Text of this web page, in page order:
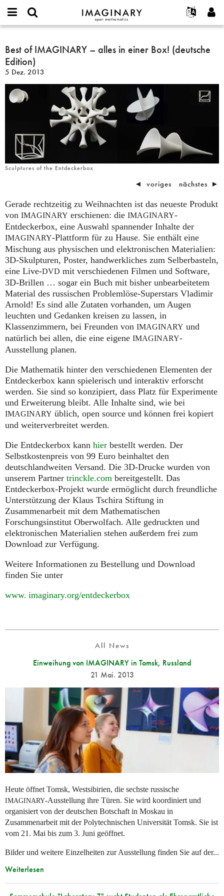
IMAGINARY
open
Français
Español
Türkçe
Programme
Filme
Texte
Ausstellungen
Mehr...
Projekte
or
username
*
Passwort
*
Neues Benutzerkonto erstellen
Neues Passwort anfordern
Suche
Best
of
IMAGINARY
–
alles
in
(deutsche
Edition)
Best of IMAGINARY – alles in einer Box! (deutsche
Edition)
5 Dez. 2013
Sculptures of the Entdeckerbox
◄ voriges nächstes ►
Gerade rechtzeitig zu Weihnachten ist das neueste Produkt
von IMAGINARY erschienen: die IMAGINARY-
Entdeckerbox, eine Auswahl spannender Inhalte der
IMAGINARY-Plattform für zu Hause. Sie enthält eine
Mischung aus physischen und elektronischen Materialien:
3D-Skulpturen, Poster, handwerkliches zum Selberbasteln,
eine Live-DVD mit verschiedenen Filmen und Software,
3D-Brillen … sogar ein Buch mit bisher unbearbeitetem
Material des russischen Problemlöse-Superstars Vladimir
Arnold! Es sind alle Zutaten vorhanden, um Augen
leuchten und Gedanken kreisen zu lassen, in
Klassenzimmern, bei Freunden von IMAGINARY und
natürlich bei allen, die eine eigene IMAGINARY-
Ausstellung planen.
Die Mathematik hinter den verschiedenen Elementen der
Entdeckerbox kann spielerisch und interaktiv erforscht
werden. Sie sind so konzipiert, dass Platz für Experimente
und Erweiterung bleibt. Alle Inhalte sind, wie bei
IMAGINARY üblich, open source und können frei kopiert
und weiterverbreitet werden.
Die Entdeckerbox kann hier bestellt werden. Der
Selbstkostenpreis von 99 Euro beinhaltet den
deutschlandweiten Versand. Die 3D-Drucke wurden von
unserem Partner trinckle.com bereitgestellt. Das
Entdeckerbox-Projekt wurde ermöglicht durch freundliche
Unterstützung der Klaus Tschira Stiftung in
Zusammenarbeit mit dem Mathematischen
Forschungsinstitut Oberwolfach. Alle gedruckten und
elektronischen Materialien stehen außerdem frei zum
Download zur Verfügung.
Weitere Informationen zu Bestellung und Download
finden Sie unter
www. imaginary.org/entdeckerbox
All News
Einweihung von IMAGINARY in Tomsk, Russland
21 Mai. 2013
Heute öffnet Tomsk, Westsibirien, die sechste russische
IMAGINARY-Ausstellung ihre Türen. Sie wird koordiniert und
organisiert von der deutschen Botschaft in Moskau in
Zusammenarbeit mit der Polytechnischen Universität Tomsk. Sie ist
vom 21. Mai bis zum 3. Juni geöffnet.
Bilder und weitere Einzelheiten zur Ausstellung finden Sie auf der...
Weiterlesen